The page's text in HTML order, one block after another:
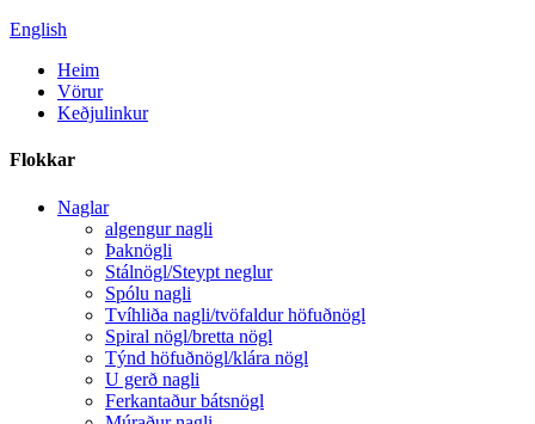
English
Heim
Vörur
Keðjulinkur
Flokkar
Naglar
algengur nagli
Þaknögli
Stálnögl/Steypt neglur
Spólu nagli
Tvíhliða nagli/tvöfaldur höfuðnögl
Spiral nögl/bretta nögl
Týnd höfuðnögl/klára nögl
U gerð nagli
Ferkantaður bátsnögl